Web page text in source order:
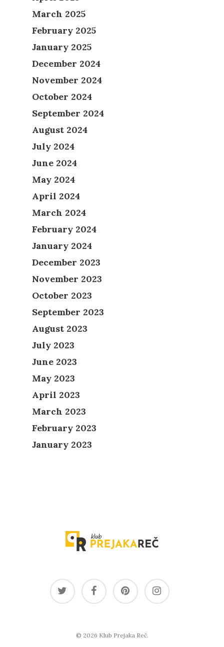
March 2025
February 2025
January 2025
December 2024
November 2024
October 2024
September 2024
August 2024
July 2024
June 2024
May 2024
April 2024
March 2024
February 2024
January 2024
December 2023
November 2023
October 2023
September 2023
August 2023
July 2023
June 2023
May 2023
April 2023
March 2023
February 2023
January 2023
© 2026 Klub Prejaka Reč.